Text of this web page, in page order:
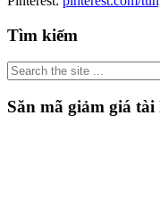
Primary
Sidebar
Tìm kiếm
Search
the
site
...
Săn mã giảm giá tài